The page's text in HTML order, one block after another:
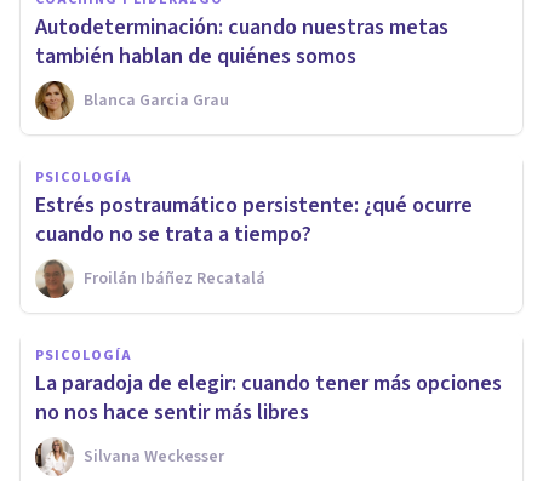
Autodeterminación: cuando nuestras metas
también hablan de quiénes somos
Blanca Garcia Grau
PSICOLOGÍA
Estrés postraumático persistente: ¿qué ocurre
cuando no se trata a tiempo?
Froilán Ibáñez Recatalá
PSICOLOGÍA
La paradoja de elegir: cuando tener más opciones
no nos hace sentir más libres
Silvana Weckesser